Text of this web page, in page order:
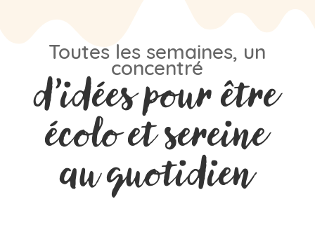
Toutes les semaines, un
concentré
d’idées pour être
écolo et sereine
au quotidien